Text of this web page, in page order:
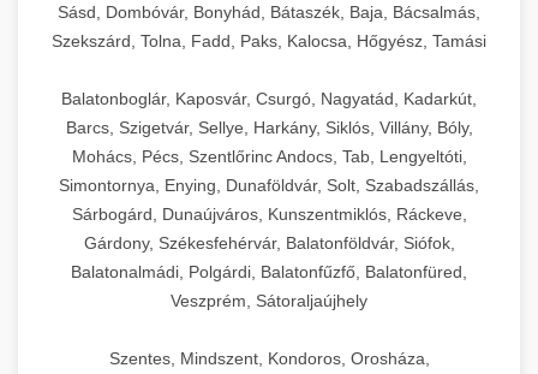
Sásd, Dombóvár, Bonyhád, Bátaszék, Baja, Bácsalmás,
Szekszárd, Tolna, Fadd, Paks, Kalocsa, Hőgyész, Tamási
Balatonboglár, Kaposvár, Csurgó, Nagyatád, Kadarkút,
Barcs, Szigetvár, Sellye, Harkány, Siklós, Villány, Bóly,
Mohács, Pécs, Szentlőrinc Andocs, Tab, Lengyeltóti,
Simontornya, Enying, Dunaföldvár, Solt, Szabadszállás,
Sárbogárd, Dunaújváros, Kunszentmiklós, Ráckeve,
Gárdony, Székesfehérvár, Balatonföldvár, Siófok,
Balatonalmádi, Polgárdi, Balatonfűzfő, Balatonfüred,
Veszprém, Sátoraljaújhely
Szentes, Mindszent, Kondoros, Orosháza,